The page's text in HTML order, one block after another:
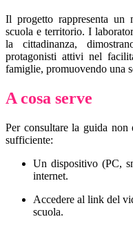
Il progetto rappresenta un
scuola e territorio. I
la cittadinanza,
protagonisti attivi nel
famiglie, promuovendo una
A cosa serve
Per consultare la guida non
sufficiente:
Un dispositivo (PC,
internet.
Accedere al link del
scuola.